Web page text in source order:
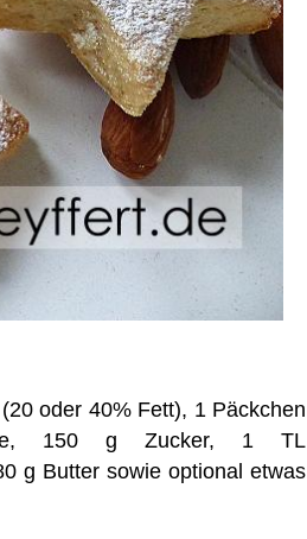
oder 40% Fett), 1 Päckchen
150 g Zucker, 1 TL
g Butter sowie optional etwas